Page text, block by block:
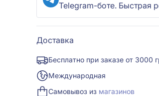
Telegram-боте. Быстрая
Доставка
Бесплатно при заказе от 3000
Международная
Самовывоз из магазинов